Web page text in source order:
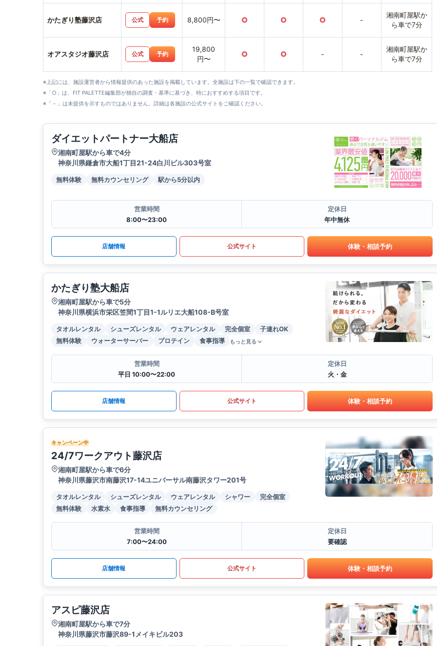
かたぎり塾藤沢店 公式 予約 8,800円〜 ○ ○ ○ -
湘南町屋駅か
ら車で7分
オアスタジオ藤沢店 公式 予約
19,800
円〜
○ ○ - -
湘南町屋駅か
ら車で7分
※上記には、施設運営者から情報提供のあった施設を掲載しています。全施設は下の一覧で確認できます。
※「○」は、FIT PALETTE編集部が独自の調査・基準に基づき、特におすすめする項目です。
※「－」は未提供を示すものではありません。詳細は各施設の公式サイトをご確認ください。
ダイエットパートナー大船店
湘南町屋駅から車で4分
神奈川県鎌倉市大船1丁目21-24白川ビル303号室
無料体験 無料カウンセリング 駅から5分以内
営業時間
8:00〜23:00
定休日
年中無休
店舗情報 公式サイト 体験・相談予約
かたぎり塾大船店
湘南町屋駅から車で5分
神奈川県横浜市栄区笠間1丁目1-1ルリエ大船108-B号室
タオルレンタル シューズレンタル ウェアレンタル 完全個室
子連れOK
無料体験
ウォーターサーバー プロテイン 食事指導 もっと見る
営業時間
平日 10:00〜22:00
定休日
火・金
店舗情報 公式サイト 体験・相談予約
キャンペーン中
24/7ワークアウト藤沢店
湘南町屋駅から車で6分
神奈川県藤沢市南藤沢17-14ユニバーサル南藤沢タワー201号
タオルレンタル シューズレンタル ウェアレンタル シャワー
完全個室
無料体験
水素水 食事指導 無料カウンセリング
営業時間
7:00〜24:00
定休日
要確認
店舗情報 公式サイト 体験・相談予約
アスピ藤沢店
湘南町屋駅から車で7分
神奈川県藤沢市藤沢89-1メイキビル203